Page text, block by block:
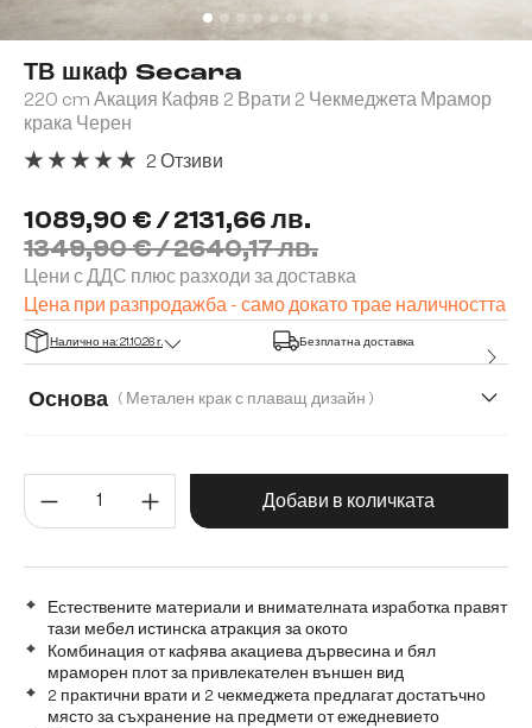
ТВ шкаф Secara
220 cm Акация Кафяв 2 Врати 2 Чекмеджета Мрамор
крака Черен
1089,90 € / 2131,66 лв.
1349,90 € / 2640,17 лв.
Цени с ДДС плюс разходи за доставка
Цена при разпродажба - само докато трае наличността
2 Отзиви
Налично на: 21.10.26 г. Безплатна доставка
Основа ( Метален крак с плаващ дизайн )
Количество на продукта:
Добави в количката
Естествените материали и внимателната изработка правят
тази мебел истинска атракция за окото
Комбинация от кафява акациева дървесина и бял
мраморен плот за привлекателен външен вид
2 практични врати и 2 чекмеджета предлагат достатъчно
място за съхранение на предмети от ежедневието